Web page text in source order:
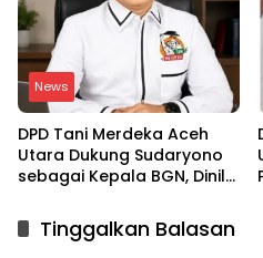
News
DPD Tani Merdeka Aceh
Utara Dukung Sudaryono
sebagai Kepala BGN, Dinilai
Tinggalkan Balasan